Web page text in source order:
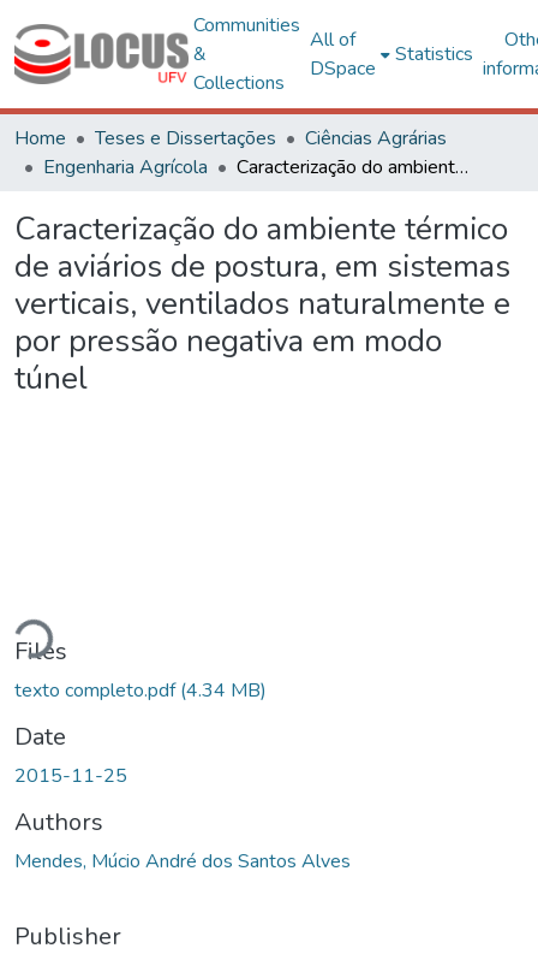
Communities
&
Collections
All of
DSpace
Statistics
Home Teses e Dissertações
Ciências Agrárias
Engenharia Agrícola
Caracterização do ambiente térmico de aviários de postura, em sistemas verticais, ventilados naturalmente e por pressão negativa em modo túnel
Caracterização do ambiente térmico
de aviários de postura, em sistemas
verticais, ventilados naturalmente e
por pressão negativa em modo
túnel
Loading...
Files
texto completo.pdf(4.34 MB)
Date
2015-11-25
Authors
Mendes, Múcio André dos Santos Alves
Publisher